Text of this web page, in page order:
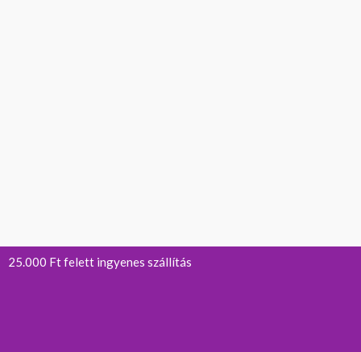
25.000 Ft felett ingyenes szállítás